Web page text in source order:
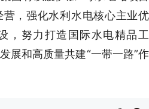
，强化水利水电核心主业优
，努力打造国际水电精品工
展和高质量共建“一带一路”作